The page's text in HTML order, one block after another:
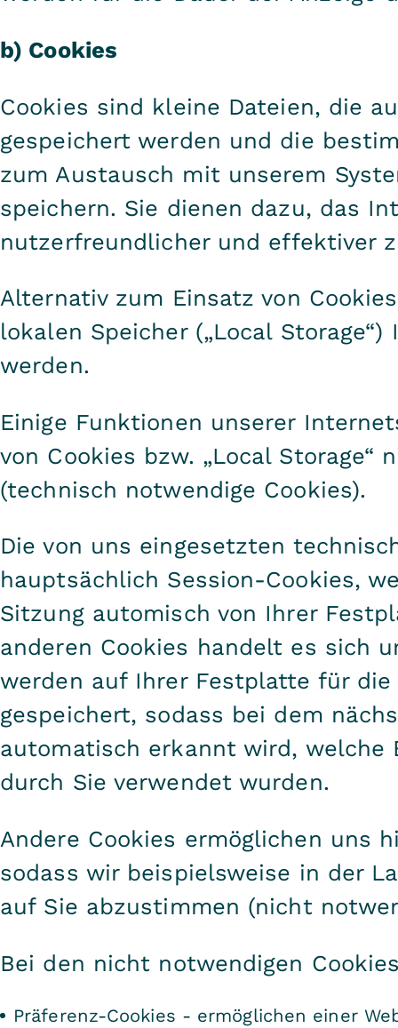
b) Cookies
Cookies sind kleine Dateien, die
gespeichert werden und die
zum Austausch mit unserem
speichern. Sie dienen dazu, das
nutzerfreundlicher und effektiver
Alternativ zum Einsatz von
lokalen Speicher („Local
werden.
Einige Funktionen unserer
von Cookies bzw. „Local Storage“
(technisch notwendige Cookies).
Die von uns eingesetzten
hauptsächlich Session-Cookies,
Sitzung automisch von Ihrer
anderen Cookies handelt es sich
werden auf Ihrer Festplatte für
gespeichert, sodass bei dem
automatisch erkannt wird, welche
durch Sie verwendet wurden.
Andere Cookies ermöglichen uns
sodass wir beispielsweise in der
auf Sie abzustimmen (nicht
Bei den nicht notwendigen
Präferenz-Cookies - ermöglichen einer